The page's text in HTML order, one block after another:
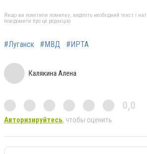
Якщо ви помітили помилку, виділіть необхідний текст і
повідомити про це редакцію
#Луганск #МВД #ИРТА
Калякина Алена
0,0
Авторизируйтесь, чтобы оценить